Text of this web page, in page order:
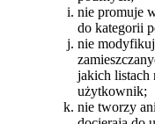
nie promuje
do kategorii
nie
jakich listach
użytkownik;
nie tworzy